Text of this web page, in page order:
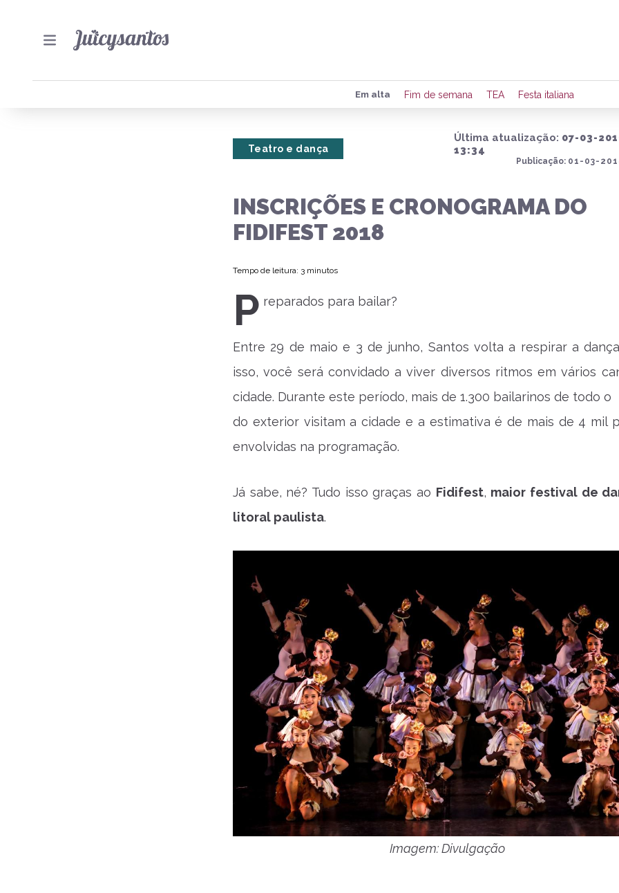
Preencha seus dados para
de eventos e notícias da região.
Em alta Fim de semana TEA Festa italiana
Última atualização: 07-03-
13:34
Publicação: 01-03-
Teatro e dança
INSCRIÇÕES E CRONOGRAMA DO
FIDIFEST 2018
Tempo de leitura: 3 minutos
P reparados para bailar?
Entre 29 de maio e 3 de junho, Santos volta a respirar a
isso, você será convidado a viver diversos ritmos em vários
cidade. Durante este período, mais de 1.300 bailarinos de todo o
do exterior visitam a cidade e a estimativa é de mais de 4 mil
envolvidas na programação.
Já sabe, né? Tudo isso graças ao Fidifest, maior festival de
litoral paulista.
Imagem: Divulgação